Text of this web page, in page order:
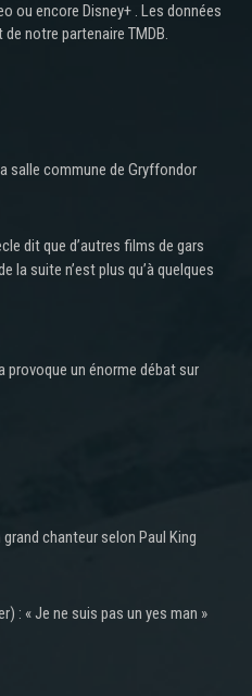
ou encore Disney+ . Les données
notre partenaire TMDB.
salle commune de Gryffondor
dit que d’autres films de gars
la suite n’est plus qu’à quelques
provoque un énorme débat sur
chanteur selon Paul King
: « Je ne suis pas un yes man »